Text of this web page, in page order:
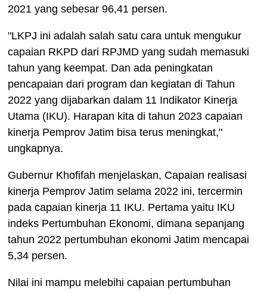
2021 yang sebesar 96,41 persen.
"LKPJ ini adalah salah satu cara untuk mengukur
capaian RKPD dari RPJMD yang sudah memasuki
tahun yang keempat. Dan ada peningkatan
pencapaian dari program dan kegiatan di Tahun
2022 yang dijabarkan dalam 11 Indikator Kinerja
Utama (IKU). Harapan kita di tahun 2023 capaian
kinerja Pemprov Jatim bisa terus meningkat,"
ungkapnya.
Gubernur Khofifah menjelaskan, Capaian realisasi
kinerja Pemprov Jatim selama 2022 ini, tercermin
pada capaian kinerja 11 IKU. Pertama yaitu IKU
indeks Pertumbuhan Ekonomi, dimana sepanjang
tahun 2022 pertumbuhan ekonomi Jatim mencapai
5,34 persen.
Nilai ini mampu melebihi capaian pertumbuhan